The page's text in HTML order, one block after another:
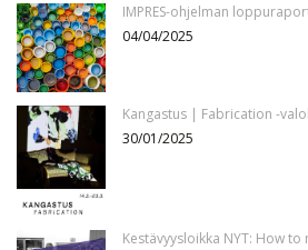
IMPRES-ohjelman
04/04/2025
Kangastus | Fabrication -
30/01/2025
Kestävyysloikka NYT: How